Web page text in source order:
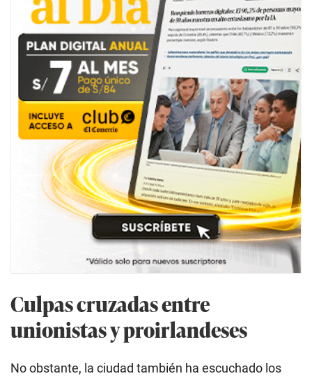
Culpas cruzadas entre
unionistas y proirlandeses
No obstante, la ciudad también ha escuchado los